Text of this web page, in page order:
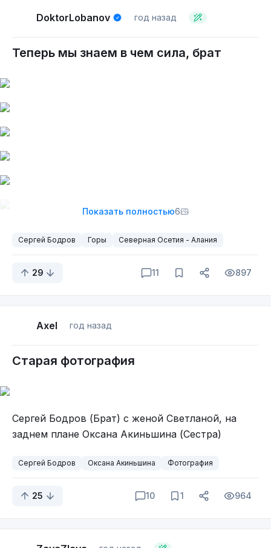
DoktorLobanov год назад
Теперь мы знаем в чем сила, брат
Показать полностью6
Сергей Бодров Горы Северная Осетия - Алания
29 11 897
Axel год назад
Старая фотография
Сергей Бодров (Брат) с женой Светланой, на
заднем плане Оксана Акиньшина (Сестра)
Сергей Бодров Оксана Акиньшина Фотография
25 10 1 964